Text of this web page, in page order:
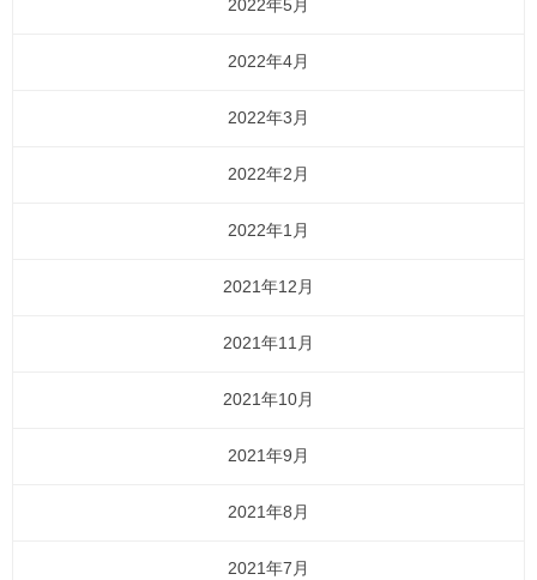
2022年5月
2022年4月
2022年3月
2022年2月
2022年1月
2021年12月
2021年11月
2021年10月
2021年9月
2021年8月
2021年7月